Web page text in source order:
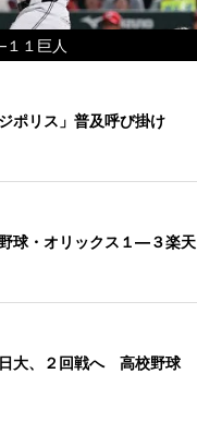
１巨人
ジポリス」普及呼び掛け
球・オリックス１―３楽天
大、２回戦へ 高校野球